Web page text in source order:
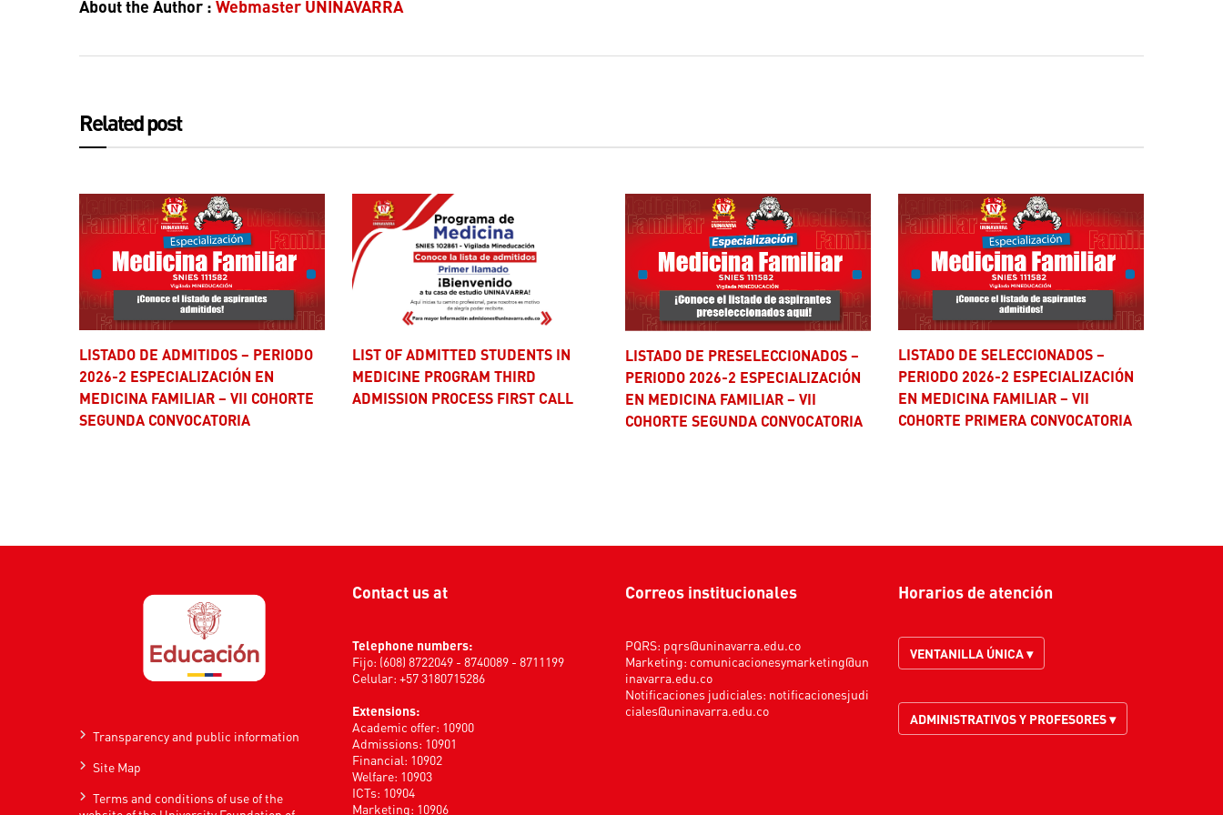
About the Author : Webmaster UNINAVARRA
Related post
LISTADO DE ADMITIDOS – PERIODO
2026-2 ESPECIALIZACIÓN EN
MEDICINA FAMILIAR – VII COHORTE
SEGUNDA CONVOCATORIA
LIST OF ADMITTED STUDENTS IN
MEDICINE PROGRAM THIRD
ADMISSION PROCESS FIRST CALL
LISTADO DE PRESELECCIONADOS –
PERIODO 2026-2 ESPECIALIZACIÓN
EN MEDICINA FAMILIAR – VII
COHORTE SEGUNDA CONVOCATORIA
LISTADO DE SELECCIONADOS –
PERIODO 2026-2 ESPECIALIZACIÓN
EN MEDICINA FAMILIAR – VII
COHORTE PRIMERA CONVOCATORIA
Transparency and public information
Site Map
Terms and conditions of use of the
Contact us at
Telephone numbers:
Fijo: (608) 8722049 - 8740089 - 8711199
Celular: +57 3180715286
Extensions:
Academic offer: 10900
Admissions: 10901
Financial: 10902
Welfare: 10903
ICTs: 10904
Marketing: 10906
Correos institucionales
PQRS: pqrs@uninavarra.edu.co
Marketing: comunicacionesymarketing@un
inavarra.edu.co
Notificaciones judiciales: notificacionesjudi
ciales@uninavarra.edu.co
Horarios de atención
VENTANILLA ÚNICA ▾
ADMINISTRATIVOS Y PROFESORES ▾